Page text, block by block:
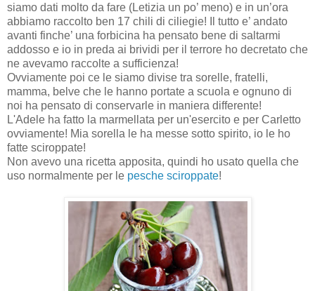
siamo dati molto da fare (Letizia un po’ meno) e in un’ora
abbiamo raccolto ben 17 chili di ciliegie! Il tutto e’ andato
avanti finche’ una forbicina ha pensato bene di saltarmi
addosso e io in preda ai brividi per il terrore ho decretato che
ne avevamo raccolte a sufficienza!
Ovviamente poi ce le siamo divise tra sorelle, fratelli,
mamma, belve che le hanno portate a scuola e ognuno di
noi ha pensato di conservarle in maniera differente!
L'Adele ha fatto la marmellata per un'esercito e per Carletto
ovviamente! Mia sorella le ha messe sotto spirito, io le ho
fatte sciroppate!
Non avevo una ricetta apposita, quindi ho usato quella che
uso normalmente per le pesche sciroppate!